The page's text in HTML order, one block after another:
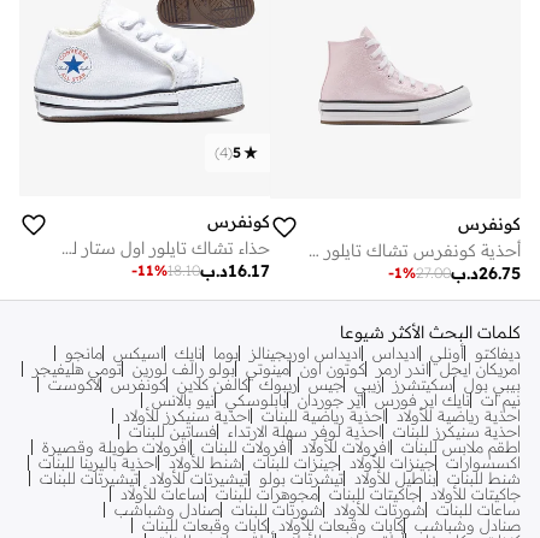
كونفرس
أحذية كونفرس تشاك تايلور إيفا ليفت للأطفال
د.ب26.75
27.00
-1%
5
(
4
)
كونفرس
حذاء تشاك تايلور اول ستار للبيبي
د.ب16.17
18.10
-11%
كلمات البحث الأكثر شيوعا
ديفاكتو أونلي اديداس اديداس اوريجينالز بوما نايك اسيكس مانجو
امريكان ايجل
اندر ارمر كوتون اون مينوتي بولو رالف لورين تومي هليفيجر
بيبي بول
سكيتشرز زيبي جيس ريبوك كالفن كلاين كونفرس لاكوست
نيم ات نايك اير فورس اير جوردان بابلوسكي نيو بالانس
احذية رياضية للأولاد
احذية رياضية للبنات
احذية سنيكرز للأولاد
احذية سنيكرز للبنات
احذية لوفر سهلة الارتداء
فساتين للبنات
اطقم ملابس للبنات
افرولات للأولاد افرولات للبنات
افرولات طويلة وقصيرة
اكسسوارات جينزات للأولاد جينزات للبنات شنط للأولاد
احذية باليرينا للبنات
شنط للبنات بناطيل للأولاد تيشرتات بولو تيشيرتات للأولاد
تيشيرتات للبنات
جاكيتات للأولاد
جاكيتات للبنات مجوهرات للبنات
ساعات للأولاد
ساعات للبنات
شورتات للأولاد شورتات للبنات صنادل وشباشب
صنادل وشباشب كابات وقبعات للأولاد
كابات وقبعات للبنات